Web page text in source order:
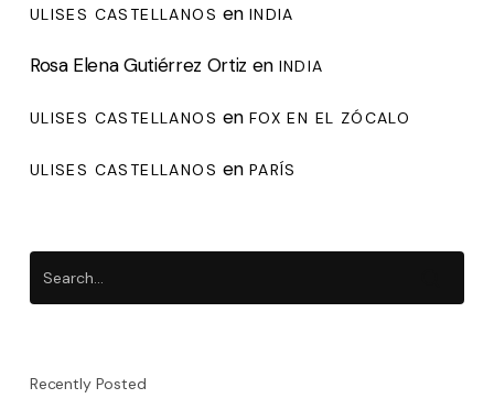
ULISES CASTELLANOS en INDIA
Rosa Elena Gutiérrez Ortiz en INDIA
ULISES CASTELLANOS en FOX EN EL ZÓCALO
ULISES CASTELLANOS en PARÍS
Recently Posted